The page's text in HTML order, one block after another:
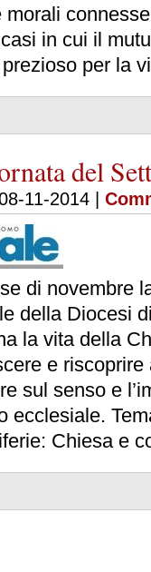
in cui il
per la
del
11-2014 |
di novembre
della Diocesi
la vita della
e
sul senso e
ecclesiale.
Chiesa e